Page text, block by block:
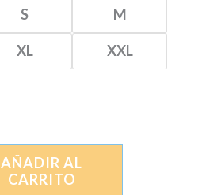
S M
XL XXL
AÑADIR AL
CARRITO